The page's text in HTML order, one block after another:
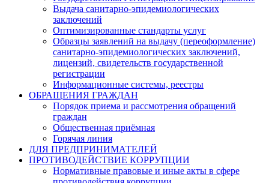
Выдача санитарно-эпидемиологических
заключений
Оптимизированные стандарты услуг
Образцы заявлений на выдачу (переоформление)
санитарно-эпидемиологических заключений,
лицензий, свидетельств государственной
регистрации
Информационные системы, реестры
ОБРАЩЕНИЯ ГРАЖДАН
Порядок приема и рассмотрения обращений
граждан
Общественная приёмная
Горячая линия
ДЛЯ ПРЕДПРИНИМАТЕЛЕЙ
ПРОТИВОДЕЙСТВИЕ КОРРУПЦИИ
Нормативные правовые и иные акты в сфере